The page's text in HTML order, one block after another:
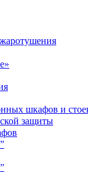
шкафов и
защиты